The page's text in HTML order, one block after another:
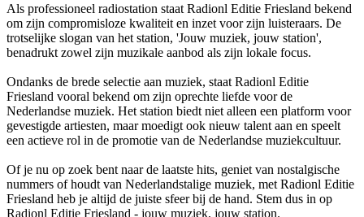
Als professioneel radiostation staat Radionl Editie Friesland bekend
om zijn compromisloze kwaliteit en inzet voor zijn luisteraars. De
trotselijke slogan van het station, 'Jouw muziek, jouw station',
benadrukt zowel zijn muzikale aanbod als zijn lokale focus.
Ondanks de brede selectie aan muziek, staat Radionl Editie
Friesland vooral bekend om zijn oprechte liefde voor de
Nederlandse muziek. Het station biedt niet alleen een platform voor
gevestigde artiesten, maar moedigt ook nieuw talent aan en speelt
een actieve rol in de promotie van de Nederlandse muziekcultuur.
Of je nu op zoek bent naar de laatste hits, geniet van nostalgische
nummers of houdt van Nederlandstalige muziek, met Radionl Editie
Friesland heb je altijd de juiste sfeer bij de hand. Stem dus in op
Radionl Editie Friesland - jouw muziek, jouw station.